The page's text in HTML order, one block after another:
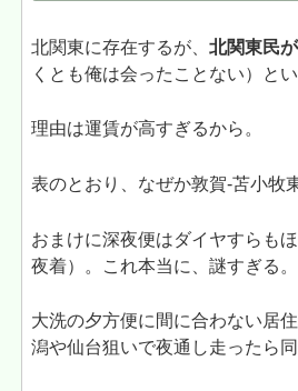
北関東に存在するが、北関東民
くとも俺は会ったことない）とい
理由は運賃が高すぎるから。
表のとおり、なぜか敦賀-苫小牧
おまけに深夜便はダイヤすらも
夜着）。これ本当に、謎すぎる。
大洗の夕方便に間に合わない居
潟や仙台狙いで夜通し走ったら